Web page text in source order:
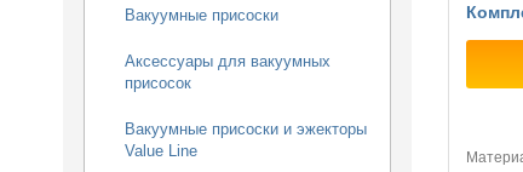
Вакуумные присоски
Аксессуары для вакуумных
присосок
Вакуумные присоски и эжекторы
Value Line